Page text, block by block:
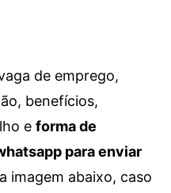
de emprego,
benefícios,
e forma de
para enviar
imagem abaixo, caso